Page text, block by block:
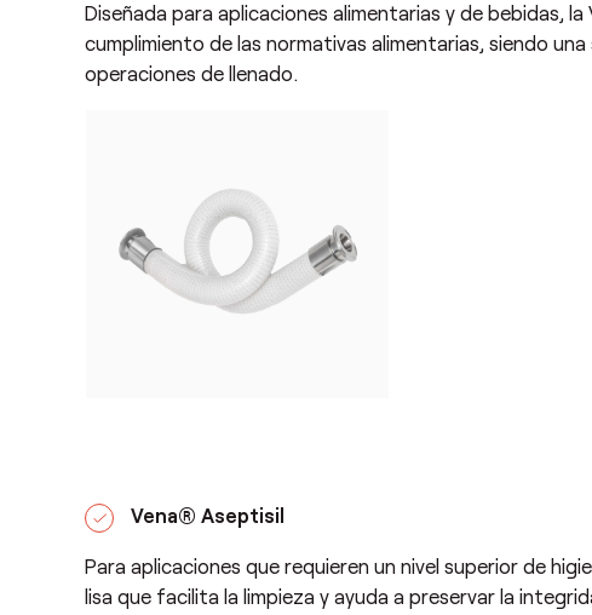
Diseñada para aplicaciones alimentarias y de bebidas,
cumplimiento de las normativas alimentarias, siendo
operaciones de llenado.
Vena® Aseptisil
Para aplicaciones que requieren un nivel superior de
lisa que facilita la limpieza y ayuda a preservar la